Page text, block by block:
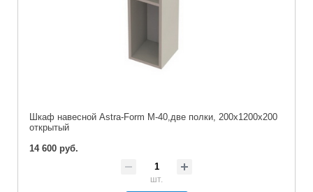
Шкаф навесной Astra-Form М-40,две полки, 200х1200х200
открытый
14 600 руб.
шт.